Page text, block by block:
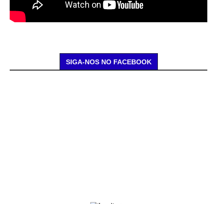
SIGA-NOS NO FACEBOOK